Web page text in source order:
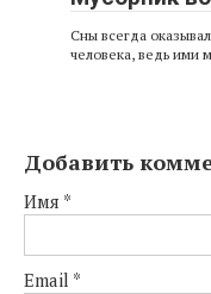
Сны всегда
человека, ведь ими
Добавить
Имя *
Email *